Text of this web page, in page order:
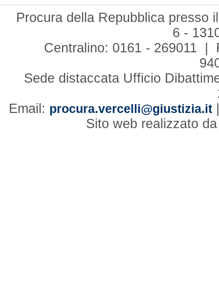
Procura della Repubblica presso
6 -
Centralino: 0161 - 269011 |
Sede distaccata Ufficio
Email: procura.vercelli@giustizia.it|
Sito web realizzato